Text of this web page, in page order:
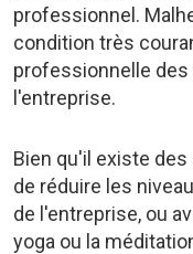
professionnel.
condition très
professionnelle
l'entreprise.
Bien qu'il existe
de réduire les
de l'entreprise, ou
yoga ou la